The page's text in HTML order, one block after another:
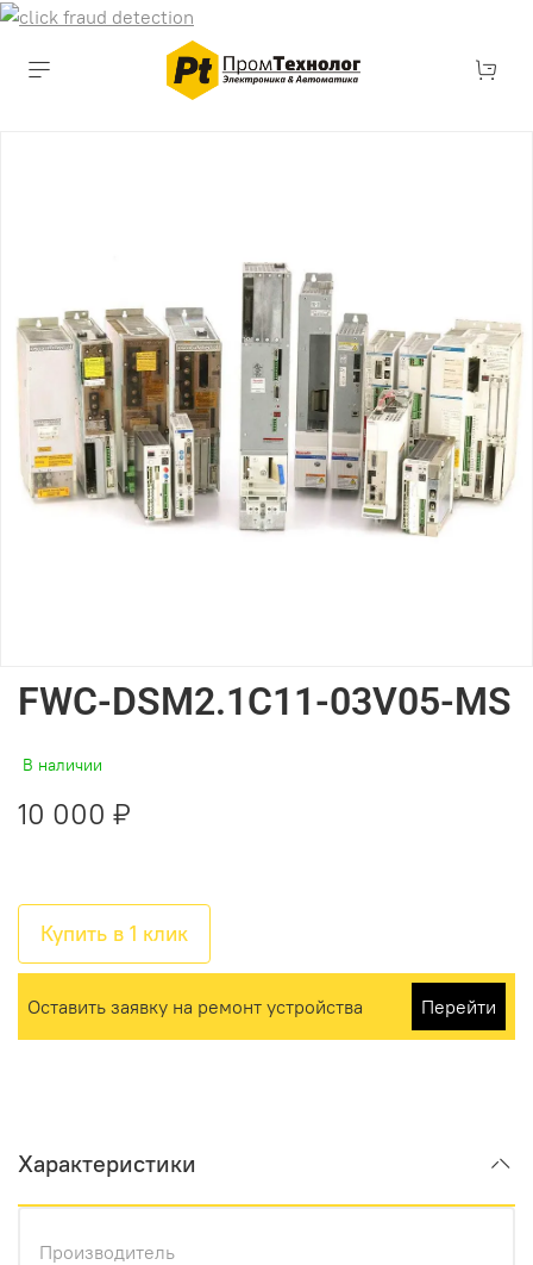
FWC-DSM2.1C11-03V05-MS
В наличии
10 000 ₽
Купить в 1 клик
Оставить заявку на ремонт устройства Перейти
Характеристики
Производитель